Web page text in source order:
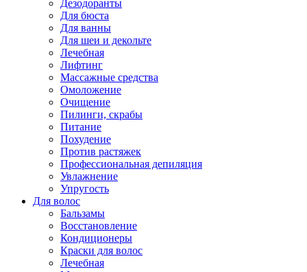
Дезодоранты
Для бюста
Для ванны
Для шеи и декольте
Лечебная
Лифтинг
Массажные средства
Омоложение
Очищение
Пилинги, скрабы
Питание
Похудение
Против растяжек
Профессиональная депиляция
Увлажнение
Упругость
Для волос
Бальзамы
Восстановление
Кондиционеры
Краски для волос
Лечебная